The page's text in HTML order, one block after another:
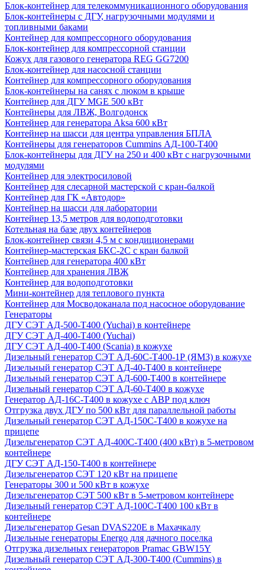
Блок-контейнер для телекоммуникационного оборудования
Блок-контейнеры с ДГУ, нагрузочными модулями и
топливными баками
Контейнер для компрессорного оборудования
Блок-контейнер для компрессорной станции
Кожух для газового генератора REG GG7200
Блок-контейнер для насосной станции
Контейнер для компрессорного оборудования
Блок-контейнеры на санях с люком в крыше
Контейнер для ДГУ MGE 500 кВт
Контейнеры для ЛВЖ, Волгодонск
Контейнер для генератора Aksa 600 кВт
Контейнер на шасси для центра управления БПЛА
Контейнеры для генераторов Cummins АД-100-Т400
Блок-контейнеры для ДГУ на 250 и 400 кВт с нагрузочными
модулями
Контейнер для электросиловой
Контейнер для слесарной мастерской с кран-балкой
Контейнер для ГК «Автодор»
Контейнер на шасси для лаборатории
Контейнер 13,5 метров для водоподготовки
Котельная на базе двух контейнеров
Блок-контейнер связи 4,5 м с кондиционерами
Контейнер-мастерская БКС-2С с кран балкой
Контейнер для генератора 400 кВт
Контейнер для хранения ЛВЖ
Контейнер для водоподготовки
Мини-контейнер для теплового пункта
Контейнер для Мосводоканала под насосное оборудование
Генераторы
ДГУ СЭТ АД-500-Т400 (Yuchai) в контейнере
ДГУ СЭТ АД-400-Т400 (Yuchai)
ДГУ СЭТ АД-400-Т400 (Scania) в кожухе
Дизельный генератор СЭТ АД-60С-Т400-1Р (ЯМЗ) в кожухе
Дизельный генератор СЭТ АД-40-Т400 в контейнере
Дизельный генератор СЭТ АД-600-Т400 в контейнере
Дизельный генератор СЭТ АД-60-Т400 в кожухе
Генератор АД-16С-Т400 в кожухе с АВР под ключ
Отгрузка двух ДГУ по 500 кВт для параллельной работы
Дизельный генератор СЭТ АД-150С-Т400 в кожухе на
прицепе
Дизельгенератор СЭТ АД-400С-Т400 (400 кВт) в 5-метровом
контейнере
ДГУ СЭТ АД-150-Т400 в контейнере
Дизельгенератор СЭТ 120 кВт на прицепе
Генераторы 300 и 500 кВт в кожухе
Дизельгенератор СЭТ 500 кВт в 5-метровом контейнере
Дизельный генератор СЭТ АД-100С-Т400 100 кВт в
контейнере
Дизельгенератор Gesan DVAS220E в Махачкалу
Дизельные генераторы Energo для дачного поселка
Отгрузка дизельных генераторов Pramac GВW15Y
Дизельный генератор СЭТ АД-300-Т400 (Cummins) в